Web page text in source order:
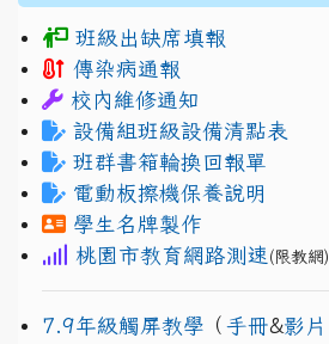
班級出缺席填報
傳染病通報
校內維修通知
設備組班級設備清點表
班群書箱輪換回報單
電動板擦機保養說明
學生名牌製作
桃園市教育網路測速 (限教網)
7.9年級觸屏教學 （ 手冊&影片